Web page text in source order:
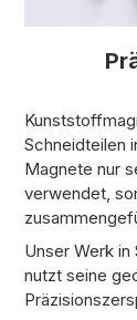
Schneidteilen
Magnete nur
verwendet,
Unser Werk in
nutzt seine